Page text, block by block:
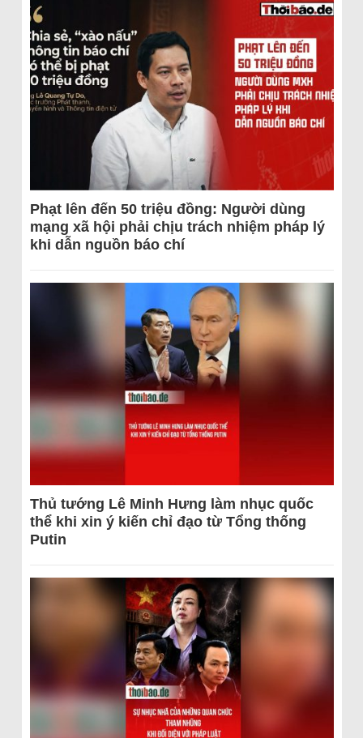
Phạt lên đến 50 triệu đồng: Người dùng
mạng xã hội phải chịu trách nhiệm pháp lý
khi dẫn nguồn báo chí
Thủ tướng Lê Minh Hưng làm nhục quốc
thể khi xin ý kiến chỉ đạo từ Tổng thống
Putin